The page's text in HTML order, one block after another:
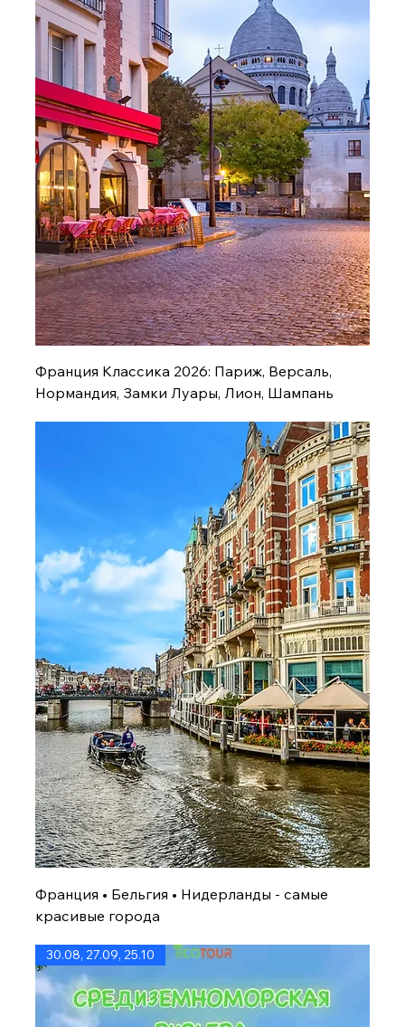
Франция Классика 2026: Париж, Версаль,
Нормандия, Замки Луары, Лион, Шампань
Франция • Бельгия • Нидерланды - самые
красивые города
30.08, 27.09, 25.10